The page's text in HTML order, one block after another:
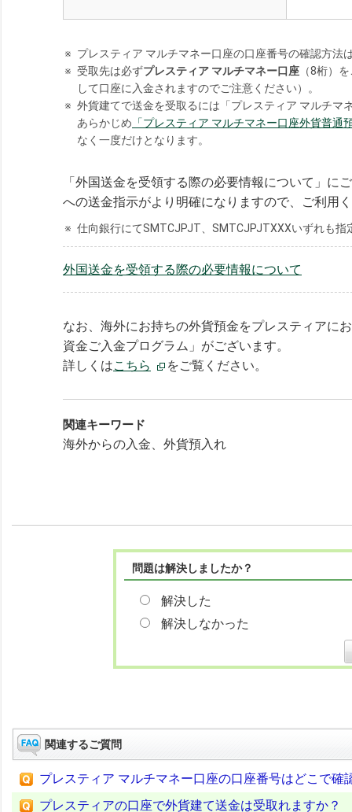
※ プレスティア マルチマネー口座の口座番号の確認方法
※ 受取先は必ずプレスティア マルチマネー口座 （8桁）
して口座に入金されますのでご注意ください）。
※ 外貨建てで送金を受取るには「プレスティア マルチ
あらかじめ 「プレスティア マルチマネー口座外貨普通
なく一度だけとなります。
「外国送金を受領する際の必要情報について」
への送金指示がより明確になりますので、ご利用
※ 仕向銀行にてSMTCJPJT、SMTCJPJTXXXいずれも
外国送金を受領する際の必要情報について
なお、海外にお持ちの外貨預金をプレスティアに
資金ご入金プログラム」がございます。
詳しくはこちら をご覧ください。
関連キーワード
海外からの入金、外貨預入れ
問題は解決しましたか？
解決した
解決しなかった
関連するご質問
プレスティア マルチマネー口座の口座番号はどこで確
プレスティアの口座で外貨建て送金は受取れますか？